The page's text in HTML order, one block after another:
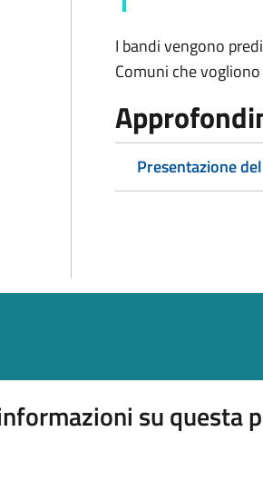
I bandi vengono
Comuni che
Presentazione
su questa